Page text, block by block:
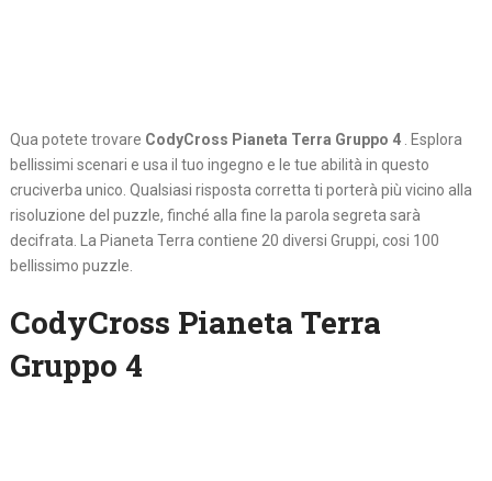
Qua potete trovare CodyCross Pianeta Terra Gruppo 4 . Esplora
bellissimi scenari e usa il tuo ingegno e le tue abilità in questo
cruciverba unico. Qualsiasi risposta corretta ti porterà più vicino alla
risoluzione del puzzle, finché alla fine la parola segreta sarà
decifrata. La Pianeta Terra contiene 20 diversi Gruppi, cosi 100
bellissimo puzzle.
CodyCross Pianeta Terra
Gruppo 4